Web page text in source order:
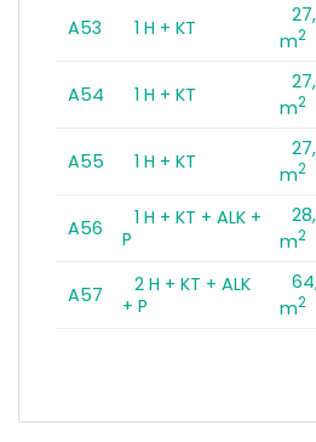
A53 1 H + KT
m2
A54 1 H + KT
m2
A55 1 H + KT
m2
A56
1 H + KT + ALK +
P
m2
A57
2 H + KT + ALK
+ P
m2